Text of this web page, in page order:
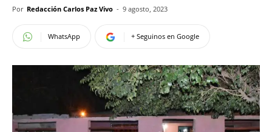
Por Redacción Carlos Paz Vivo - 9 agosto, 2023
WhatsApp + Seguinos en Google